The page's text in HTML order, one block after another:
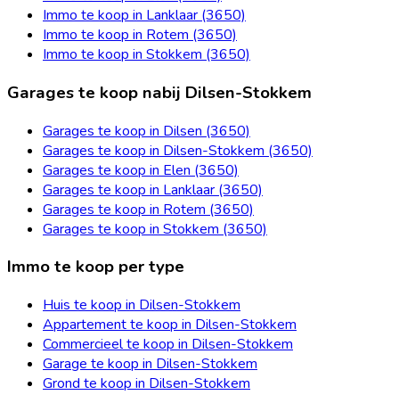
Immo te koop in Lanklaar (3650)
Immo te koop in Rotem (3650)
Immo te koop in Stokkem (3650)
Garages te koop nabij Dilsen-Stokkem
Garages te koop in Dilsen (3650)
Garages te koop in Dilsen-Stokkem (3650)
Garages te koop in Elen (3650)
Garages te koop in Lanklaar (3650)
Garages te koop in Rotem (3650)
Garages te koop in Stokkem (3650)
Immo te koop per type
Huis te koop in Dilsen-Stokkem
Appartement te koop in Dilsen-Stokkem
Commercieel te koop in Dilsen-Stokkem
Garage te koop in Dilsen-Stokkem
Grond te koop in Dilsen-Stokkem